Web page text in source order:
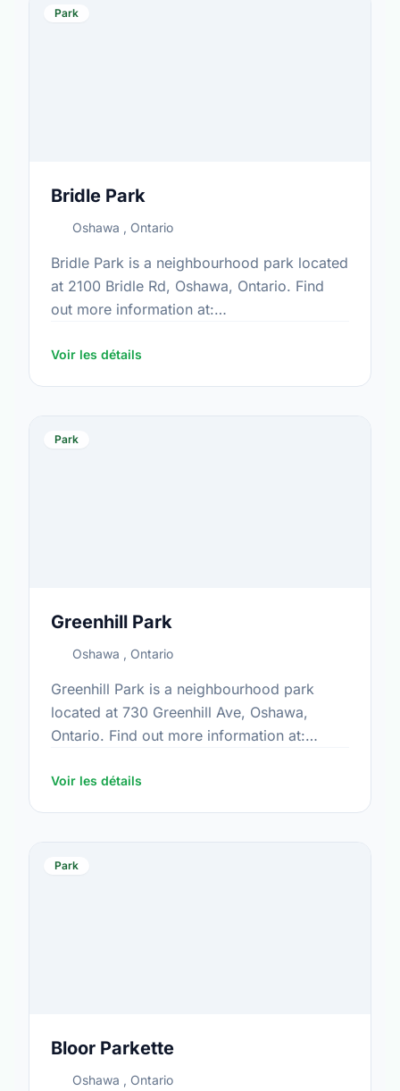
Park
Bridle Park
Oshawa , Ontario
Bridle Park is a neighbourhood park located
at 2100 Bridle Rd, Oshawa, Ontario. Find
out more information at:
Voir les détails
Park
Greenhill Park
Oshawa , Ontario
Greenhill Park is a neighbourhood park
located at 730 Greenhill Ave, Oshawa,
Ontario. Find out more information at:
Voir les détails
Park
Bloor Parkette
Oshawa , Ontario